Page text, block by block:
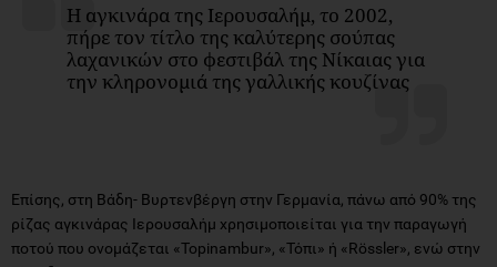
Η αγκινάρα της Ιερουσαλήμ, το 2002,
πήρε τον τίτλο της καλύτερης σούπας
λαχανικών στο φεστιβάλ της Νίκαιας για
την κληρονομιά της γαλλικής κουζίνας
Επίσης, στη Βάδη- Βυρτενβέργη στην Γερμανία, πάνω από 90% της
ρίζας αγκινάρας Ιερουσαλήμ χρησιμοποιείται για την παραγωγή
ποτού που ονομάζεται «Topinambur», «Τόπι» ή «Rössler», ενώ στην